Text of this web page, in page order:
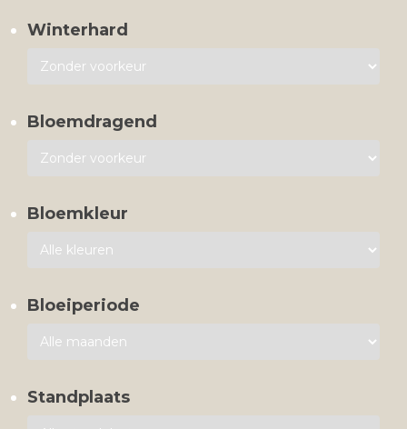
Winterhard
Bloemdragend
Bloemkleur
Bloeiperiode
Standplaats